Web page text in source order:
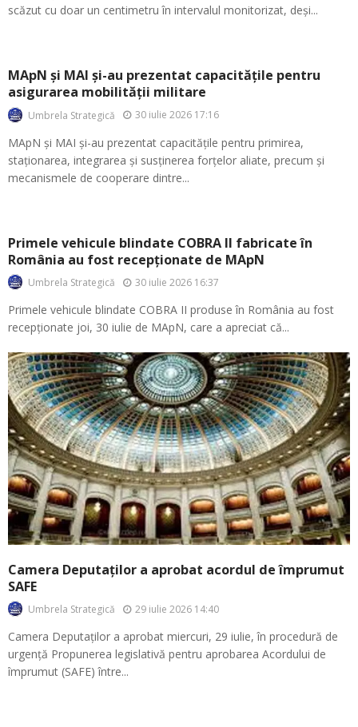
scăzut cu doar un centimetru în intervalul monitorizat, deși...
MApN și MAI și-au prezentat capacitățile pentru
asigurarea mobilității militare
Umbrela Strategică 30 iulie 2026 17:16
MApN și MAI și-au prezentat capacitățile pentru primirea,
staționarea, integrarea și susținerea forțelor aliate, precum și
mecanismele de cooperare dintre...
Primele vehicule blindate COBRA II fabricate în
România au fost recepționate de MApN
Umbrela Strategică 30 iulie 2026 16:37
Primele vehicule blindate COBRA II produse în România au fost
recepționate joi, 30 iulie de MApN, care a apreciat că...
Camera Deputaților a aprobat acordul de împrumut
SAFE
Umbrela Strategică 29 iulie 2026 14:40
Camera Deputaților a aprobat miercuri, 29 iulie, în procedură de
urgență Propunerea legislativă pentru aprobarea Acordului de
împrumut (SAFE) între...